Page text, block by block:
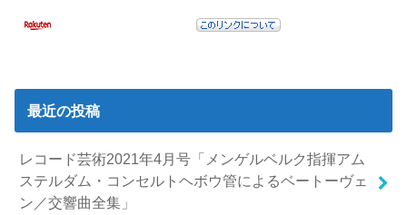
最近の投稿
レコード芸術2021年4月号「メンゲルベルク指揮アム
ステルダム・コンセルトヘボウ管によるベートーヴェ
ン／交響曲全集」